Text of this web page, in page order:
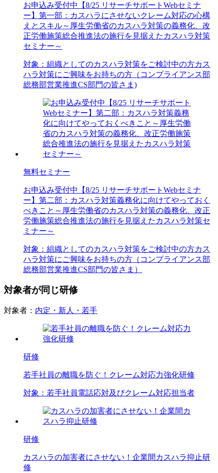
お申込み受付中
【8/25 リサーチサポートWebセミナ
ー】第一部：カスハラにさせないクレーム対応の心構
えとスキル～厚生労働省のカスハラ対策の義務化、改
正労働施策総合推進法の施行を見据えたカスハラ対策
セミナー～
対象： 組織としてのカスハラ対策をご検討中の方カス
ハラ対策にご興味をお持ちの方（コンプライアンス部
総務部営業推進CS部門の皆さま)
無料セミナー
お申込み受付中
【8/25 リサーチサポートWebセミナ
ー】第二部：カスハラ対策義務化に向けてやっておく
べきこと～厚生労働省のカスハラ対策の義務化、改正
労働施策総合推進法の施行を見据えたカスハラ対策セ
ミナー～
対象： 組織としてのカスハラ対策をご検討中の方カス
ハラ対策にご興味をお持ちの方（コンプライアンス部
総務部営業推進CS部門の皆さま）
対象者が同じ研修
対象者： 内定・新人・若手
研修
若手社員の離職を防ぐ！クレーム対応力強化研修
対象： 若手社員電話応対及びクレーム対応担当者
研修
カスハラの加害者にさせない！企業間カスハラ抑止研
修